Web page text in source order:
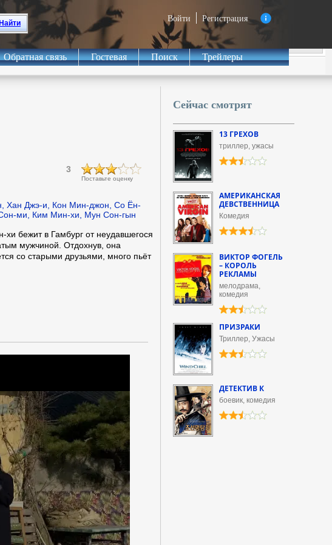
Войти Регистрация
Найти
Обратная связь Гостевая Поиск Трейлеры
Поставьте оценку
3
Хан Джэ-и, Кон Мин-джон, Со Ён-
ми, Ким Мин-хи, Мун Сон-гын
хи бежит в Гамбург от неудавшегося
мужчиной. Отдохнув, она
со старыми друзьями, много пьёт
Сейчас смотрят
13 ГРЕХОВ
триллер, ужасы
АМЕРИКАНСКАЯ
ДЕВСТВЕННИЦА
Комедия
ВИКТОР ФОГЕЛЬ
– КОРОЛЬ
РЕКЛАМЫ
мелодрама,
комедия
ПРИЗРАКИ
Триллер, Ужасы
ДЕТЕКТИВ К
боевик, комедия